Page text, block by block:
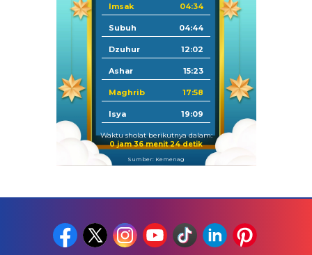
Imsak 04:34
Subuh 04:44
Dzuhur 12:02
Ashar 15:23
Maghrib 17:58
Isya 19:09
Waktu sholat berikutnya dalam:
0 jam 36 menit 24 detik
Sumber: Kemenag